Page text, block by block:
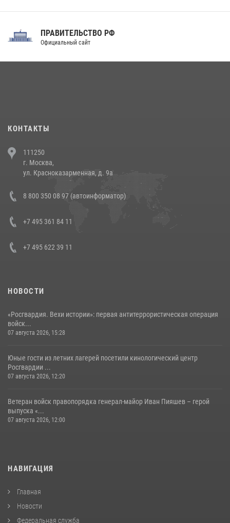
Праздник «Один день с Росгвардией» к 105-летию Центрального
напавших на бригаду скорой помощи (видео)
14 июля 2026, 12:20
В Росгвардии прошла военно-научная конференция по обобщению
боевого опыта
ПРАВИТЕЛЬСТВО РФ
Официальный сайт
КОНТАКТЫ
111250
г. Москва,
ул. Красноказарменная, д. 9а
8 800 350 08 97 (автоинформатор)
+7 495 361 84 11
+7 495 622 39 11
НОВОСТИ
«Росгвардия. Вехи истории»: первая антитеррористическая операция
войск...
07 августа 2026, 15:28
Юные гости из летних лагерей посетили кинологический центр
Росгвардии ...
07 августа 2026, 12:20
Ветеран войск правопорядка генерал-майор Иван Пияшев – герой
выпуска «...
07 августа 2026, 12:00
НАВИГАЦИЯ
Главная
Новости
Федеральная служба